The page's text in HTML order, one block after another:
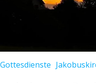
Gottesdienste